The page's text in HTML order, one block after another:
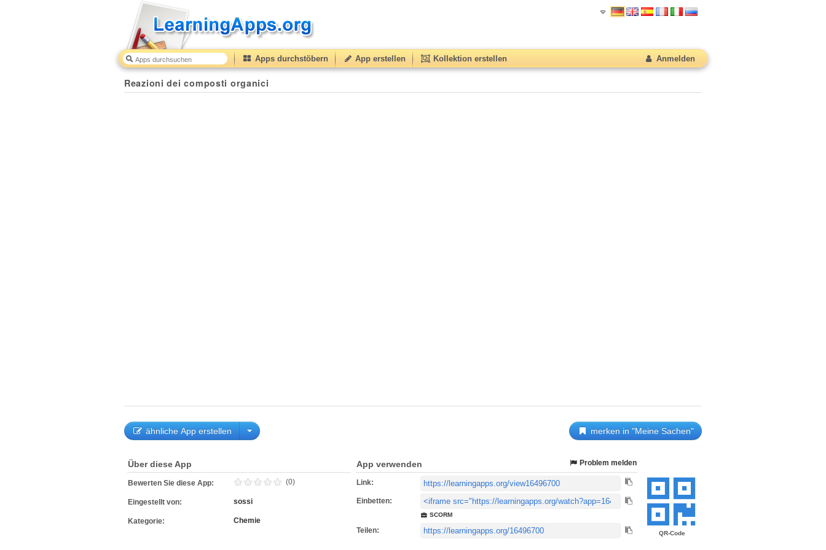
Apps durchstöbern App erstellen Kollektion erstellen Anmelden
Reazioni dei composti organici
ähnliche App erstellen merken in "Meine Sachen"
QR-Code
Über diese App
Bewerten Sie diese App: (0)
Eingestellt von: sossi
Kategorie: Chemie
App verwenden Problem melden
Link:
Einbetten:
SCORM
Teilen: